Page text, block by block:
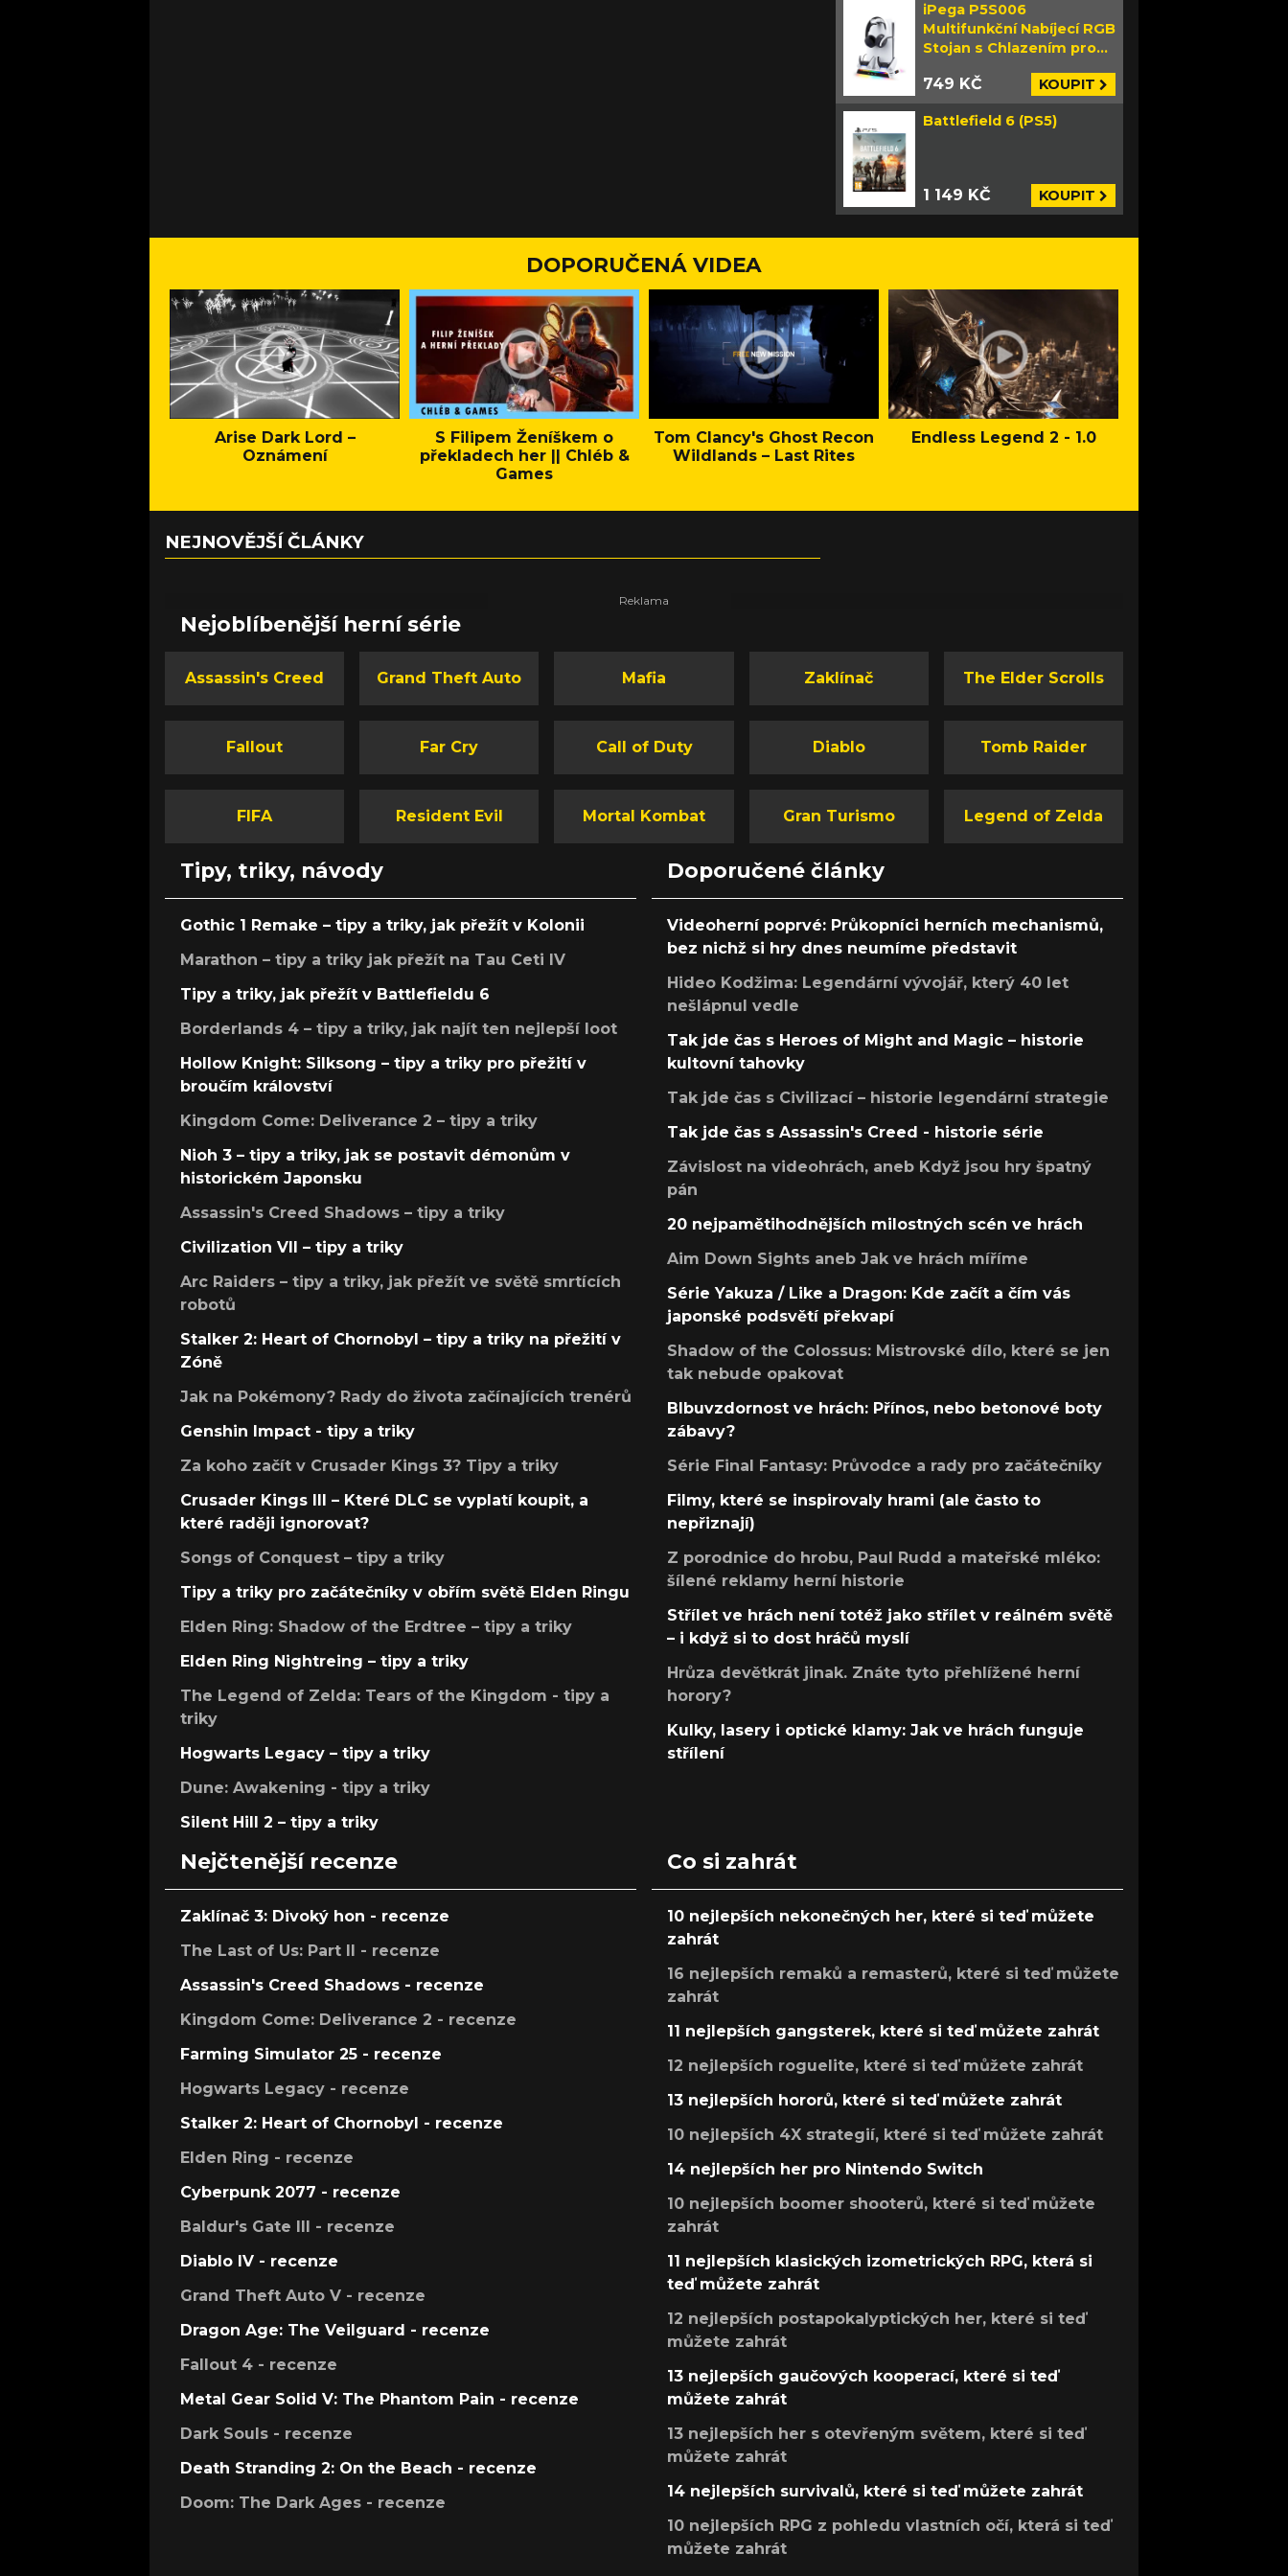
iPega P5S006
Multifunkční Nabíjecí RGB
Stojan s Chlazením pro
749 KČ KOUPIT
Battlefield 6 (PS5)
1 149 KČ KOUPIT
DOPORUČENÁ VIDEA
Arise Dark Lord –
Oznámení
S Filipem Ženíškem o
překladech her || Chléb &
Games
Tom Clancy's Ghost Recon
Wildlands – Last Rites
Endless Legend 2 - 1.0
NEJNOVĚJŠÍ ČLÁNKY
Nejoblíbenější herní série
Assassin's Creed Grand Theft Auto Mafia Zaklínač The Elder Scrolls
Fallout Far Cry Call of Duty Diablo Tomb Raider
FIFA Resident Evil Mortal Kombat Gran Turismo Legend of Zelda
Tipy, triky, návody
Gothic 1 Remake – tipy a triky, jak přežít v Kolonii
Marathon – tipy a triky jak přežít na Tau Ceti IV
Tipy a triky, jak přežít v Battlefieldu 6
Borderlands 4 – tipy a triky, jak najít ten nejlepší loot
Hollow Knight: Silksong – tipy a triky pro přežití v
broučím království
Kingdom Come: Deliverance 2 – tipy a triky
Nioh 3 – tipy a triky, jak se postavit démonům v
historickém Japonsku
Assassin's Creed Shadows – tipy a triky
Civilization VII – tipy a triky
Arc Raiders – tipy a triky, jak přežít ve světě smrtících
robotů
Stalker 2: Heart of Chornobyl – tipy a triky na přežití v
Zóně
Jak na Pokémony? Rady do života začínajících trenérů
Genshin Impact - tipy a triky
Za koho začít v Crusader Kings 3? Tipy a triky
Crusader Kings III – Které DLC se vyplatí koupit, a
které raději ignorovat?
Songs of Conquest – tipy a triky
Tipy a triky pro začátečníky v obřím světě Elden Ringu
Elden Ring: Shadow of the Erdtree – tipy a triky
Elden Ring Nightreing – tipy a triky
The Legend of Zelda: Tears of the Kingdom - tipy a
triky
Hogwarts Legacy – tipy a triky
Dune: Awakening - tipy a triky
Silent Hill 2 – tipy a triky
Doporučené články
Videoherní poprvé: Průkopníci herních mechanismů,
bez nichž si hry dnes neumíme představit
Hideo Kodžima: Legendární vývojář, který 40 let
nešlápnul vedle
Tak jde čas s Heroes of Might and Magic – historie
kultovní tahovky
Tak jde čas s Civilizací – historie legendární strategie
Tak jde čas s Assassin's Creed - historie série
Závislost na videohrách, aneb Když jsou hry špatný
pán
20 nejpamětihodnějších milostných scén ve hrách
Aim Down Sights aneb Jak ve hrách míříme
Série Yakuza / Like a Dragon: Kde začít a čím vás
japonské podsvětí překvapí
Shadow of the Colossus: Mistrovské dílo, které se jen
tak nebude opakovat
Blbuvzdornost ve hrách: Přínos, nebo betonové boty
zábavy?
Série Final Fantasy: Průvodce a rady pro začátečníky
Filmy, které se inspirovaly hrami (ale často to
nepřiznají)
Z porodnice do hrobu, Paul Rudd a mateřské mléko:
šílené reklamy herní historie
Střílet ve hrách není totéž jako střílet v reálném světě
– i když si to dost hráčů myslí
Hrůza devětkrát jinak. Znáte tyto přehlížené herní
horory?
Kulky, lasery i optické klamy: Jak ve hrách funguje
střílení
Nejčtenější recenze
Zaklínač 3: Divoký hon - recenze
The Last of Us: Part II - recenze
Assassin's Creed Shadows - recenze
Kingdom Come: Deliverance 2 - recenze
Farming Simulator 25 - recenze
Hogwarts Legacy - recenze
Stalker 2: Heart of Chornobyl - recenze
Elden Ring - recenze
Cyberpunk 2077 - recenze
Baldur's Gate III - recenze
Diablo IV - recenze
Grand Theft Auto V - recenze
Dragon Age: The Veilguard - recenze
Fallout 4 - recenze
Metal Gear Solid V: The Phantom Pain - recenze
Dark Souls - recenze
Death Stranding 2: On the Beach - recenze
Doom: The Dark Ages - recenze
Co si zahrát
10 nejlepších nekonečných her, které si teď můžete
zahrát
16 nejlepších remaků a remasterů, které si teď můžete
zahrát
11 nejlepších gangsterek, které si teď můžete zahrát
12 nejlepších roguelite, které si teď můžete zahrát
13 nejlepších hororů, které si teď můžete zahrát
10 nejlepších 4X strategií, které si teď můžete zahrát
14 nejlepších her pro Nintendo Switch
10 nejlepších boomer shooterů, které si teď můžete
zahrát
11 nejlepších klasických izometrických RPG, která si
teď můžete zahrát
12 nejlepších postapokalyptických her, které si teď
můžete zahrát
13 nejlepších gaučových kooperací, které si teď
můžete zahrát
13 nejlepších her s otevřeným světem, které si teď
můžete zahrát
14 nejlepších survivalů, které si teď můžete zahrát
10 nejlepších RPG z pohledu vlastních očí, která si teď
můžete zahrát